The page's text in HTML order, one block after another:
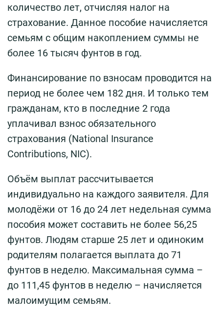
количество лет, отчисляя налог на
страхование. Данное пособие начисляется
семьям с общим накоплением суммы не
более 16 тысяч фунтов в год.
Финансирование по взносам проводится на
период не более чем 182 дня. И только тем
гражданам, кто в последние 2 года
уплачивал взнос обязательного
страхования (National Insurance
Contributions, NIC).
Объём выплат рассчитывается
индивидуально на каждого заявителя. Для
молодёжи от 16 до 24 лет недельная сумма
пособия может составить не более 56,25
фунтов. Людям старше 25 лет и одиноким
родителям полагается выплата до 71
фунтов в неделю. Максимальная сумма –
до 111,45 фунтов в неделю – начисляется
малоимущим семьям.